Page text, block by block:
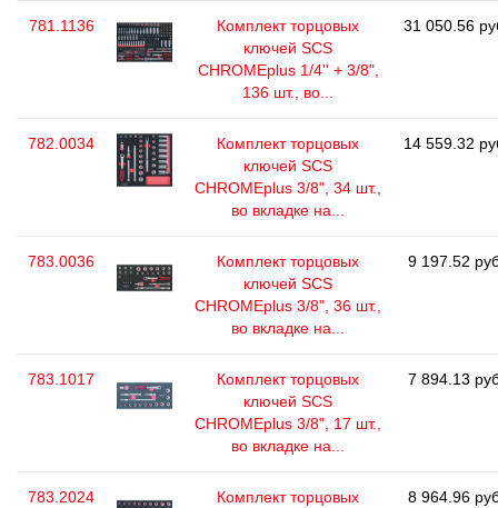
781.1136
Комплект торцовых
ключей SCS
CHROMEplus 1/4'' + 3/8",
136 шт., во...
31 050.56
782.0034
Комплект торцовых
ключей SCS
CHROMEplus 3/8", 34 шт.,
во вкладке на...
14 559.32
783.0036
Комплект торцовых
ключей SCS
CHROMEplus 3/8", 36 шт.,
во вкладке на...
9 197.52
783.1017
Комплект торцовых
ключей SCS
CHROMEplus 3/8", 17 шт.,
во вкладке на...
7 894.13
783.2024
Комплект торцовых
8 964.96